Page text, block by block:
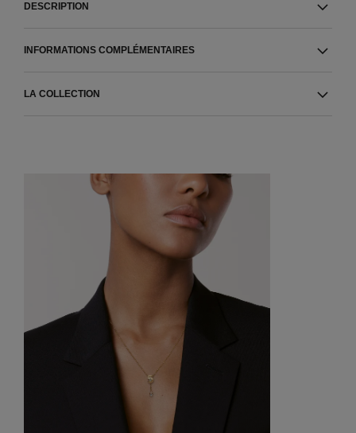
DESCRIPTION
INFORMATIONS COMPLÉMENTAIRES
LA COLLECTION